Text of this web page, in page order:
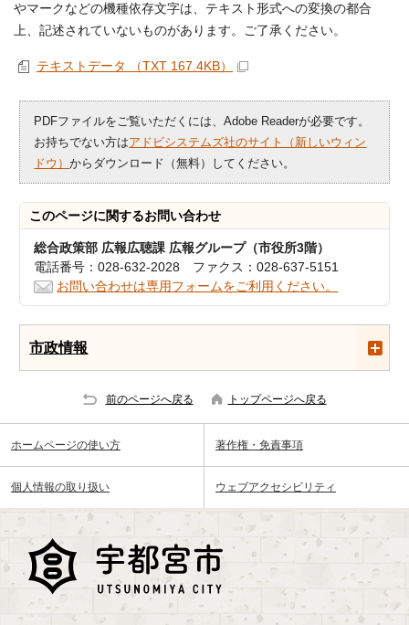
やマークなどの機種依存文字は、テキスト形式への変換の都合
上、記述されていないものがあります。ご了承ください。
テキストデータ （TXT 167.4KB）
PDFファイルをご覧いただくには、Adobe Readerが必要です。
お持ちでない方はアドビシステムズ社のサイト（新しいウィン
ドウ）からダウンロード（無料）してください。
このページに関するお問い合わせ
総合政策部 広報広聴課 広報グループ（市役所3階）
電話番号：028-632-2028 ファクス：028-637-5151
お問い合わせは専用フォームをご利用ください。
市政情報
前のページへ戻る トップページへ戻る
ホームページの使い方 著作権・免責事項
個人情報の取り扱い ウェブアクセシビリティ